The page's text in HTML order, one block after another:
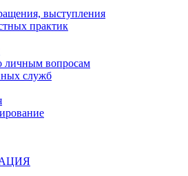
выступления
практик
личным вопросам
служб